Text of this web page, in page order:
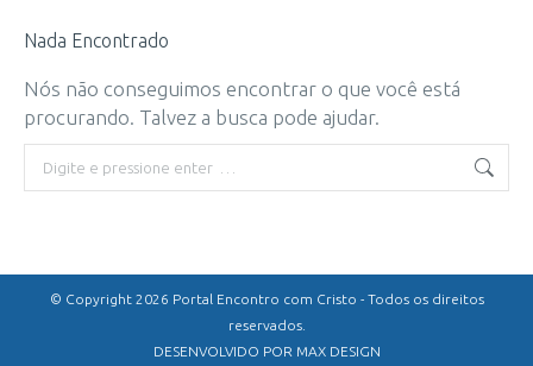
Nada Encontrado
Nós não conseguimos encontrar o que você está
procurando. Talvez a busca pode ajudar.
Buscar
© Copyright 2026 Portal Encontro com Cristo - Todos os direitos
reservados.
DESENVOLVIDO POR MAX DESIGN